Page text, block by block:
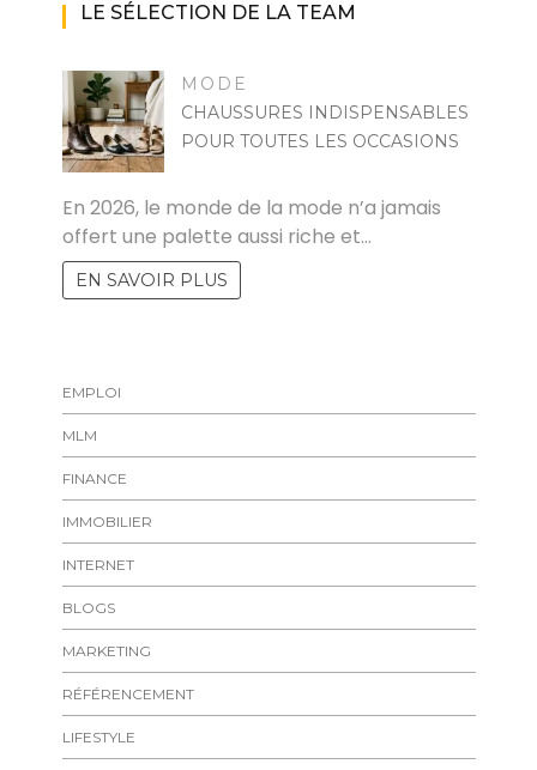
LE SÉLECTION DE LA TEAM
MODE
CHAUSSURES INDISPENSABLES
POUR TOUTES LES OCCASIONS
En 2026, le monde de la mode n’a jamais
offert une palette aussi riche et…
EN SAVOIR PLUS
EMPLOI
MLM
FINANCE
IMMOBILIER
INTERNET
BLOGS
MARKETING
RÉFÉRENCEMENT
LIFESTYLE